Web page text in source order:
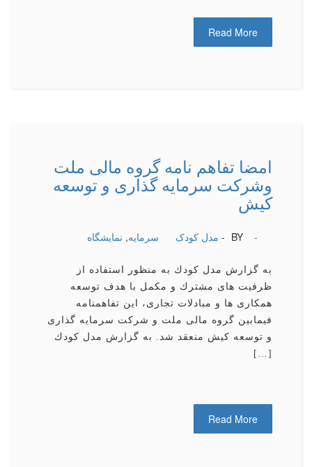
Read More
امضا تفاهم نامه گروه مالی ملت
وشركت سرمایه گذاری و توسعه
كیش
BY - مدل کودک سرمایه, نمایشگاه -
به گزارش مدل كودك به منظور استفاده از
ظرفیت های مشترك و مكمل با هدف توسعه
همكاری ها و مبادلات تجاری، این تفاهمنامه
فیمابین گروه مالی ملت و شركت سرمایه گذاری
و توسعه كیش منعقد شد. به گزارش مدل كودك
[…]
Read More